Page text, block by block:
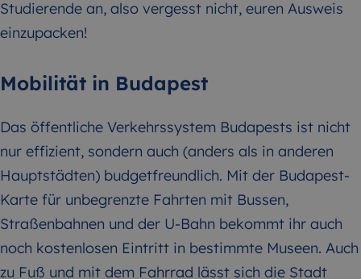
Studierende an, also vergesst nicht, euren Ausweis
einzupacken!
Mobilität in Budapest
Das öffentliche Verkehrssystem Budapests ist nicht
nur effizient, sondern auch (anders als in anderen
Hauptstädten) budgetfreundlich. Mit der Budapest-
Karte für unbegrenzte Fahrten mit Bussen,
Straßenbahnen und der U-Bahn bekommt ihr auch
noch kostenlosen Eintritt in bestimmte Museen. Auch
zu Fuß und mit dem Fahrrad lässt sich die Stadt